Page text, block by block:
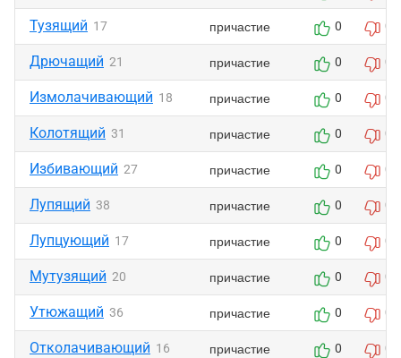
Тузящий 17 причастие 0 0
Дрючащий 21 причастие 0 0
Измолачивающий 18 причастие 0 0
Колотящий 31 причастие 0 0
Избивающий 27 причастие 0 0
Лупящий 38 причастие 0 0
Лупцующий 17 причастие 0 0
Мутузящий 20 причастие 0 0
Утюжащий 36 причастие 0 0
Отколачивающий 16 причастие 0 0